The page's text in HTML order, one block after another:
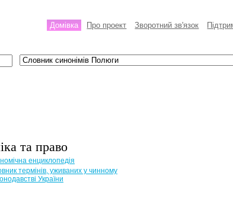
Домівка Про проект Зворотний зв'язок
та право
енциклопедія
термінів, уживаних у чинному
України